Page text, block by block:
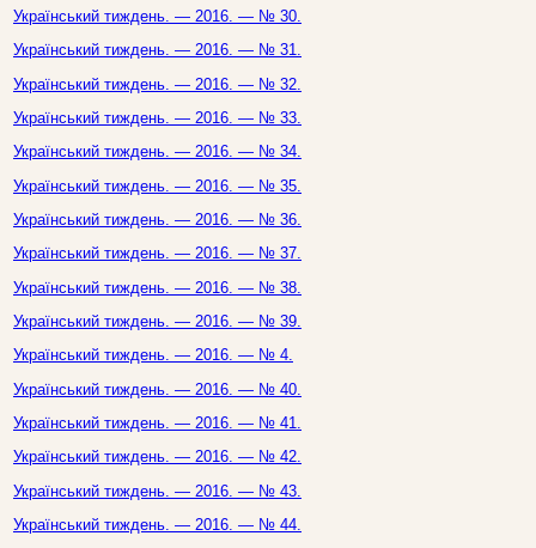
Український тиждень. — 2016. — № 30.
Український тиждень. — 2016. — № 31.
Український тиждень. — 2016. — № 32.
Український тиждень. — 2016. — № 33.
Український тиждень. — 2016. — № 34.
Український тиждень. — 2016. — № 35.
Український тиждень. — 2016. — № 36.
Український тиждень. — 2016. — № 37.
Український тиждень. — 2016. — № 38.
Український тиждень. — 2016. — № 39.
Український тиждень. — 2016. — № 4.
Український тиждень. — 2016. — № 40.
Український тиждень. — 2016. — № 41.
Український тиждень. — 2016. — № 42.
Український тиждень. — 2016. — № 43.
Український тиждень. — 2016. — № 44.